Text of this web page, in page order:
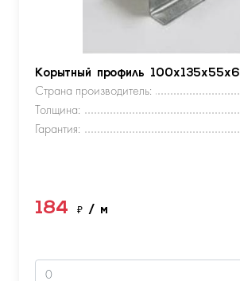
Корытный профиль 100х135х55х6
Страна производитель:
Толщина:
Гарантия:
184 ₽ / м